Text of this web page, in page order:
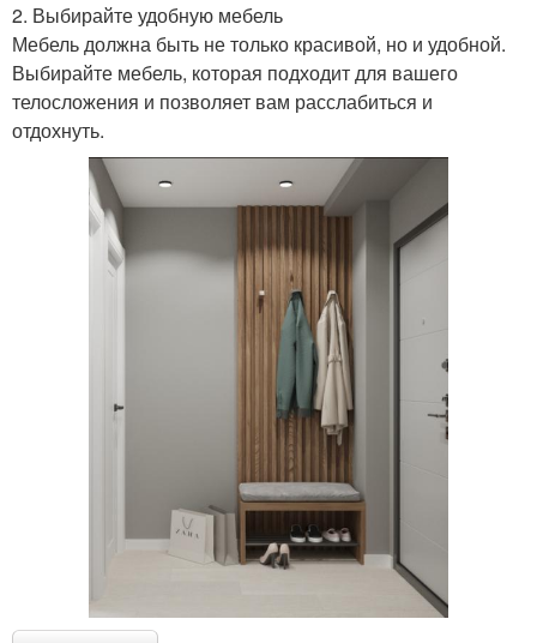
2. Выбирайте удобную мебель
Мебель должна быть не только красивой, но и удобной.
Выбирайте мебель, которая подходит для вашего
телосложения и позволяет вам расслабиться и
отдохнуть.